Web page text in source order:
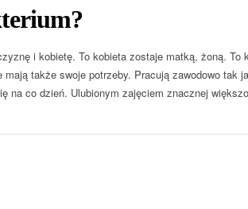
i kobietę. To kobieta zostaje matką, żoną. To
także swoje potrzeby. Pracują zawodowo tak
na co dzień. Ulubionym zajęciem znacznej